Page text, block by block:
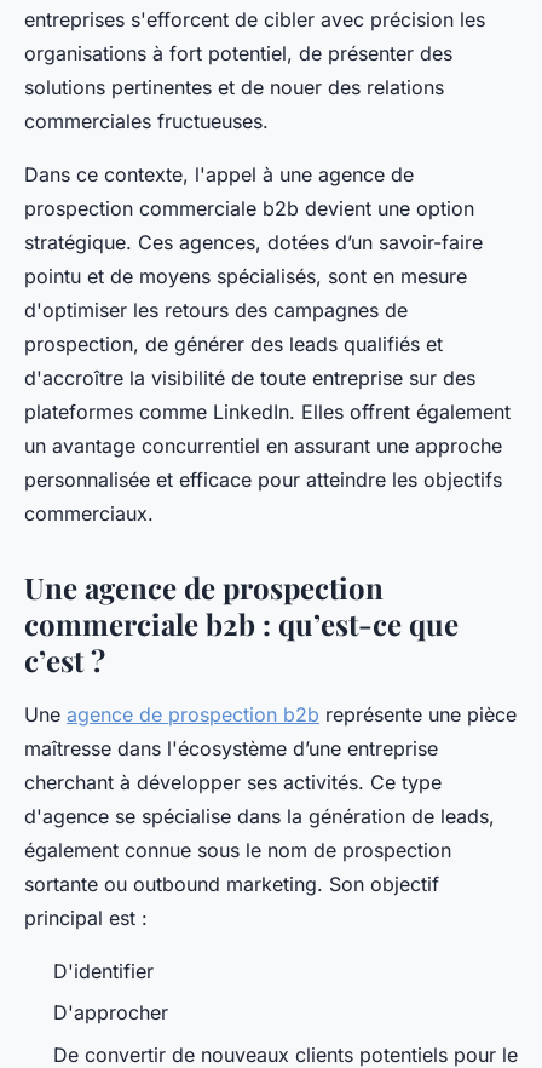
entreprises s'efforcent de cibler avec précision les
organisations à fort potentiel, de présenter des
solutions pertinentes et de nouer des relations
commerciales fructueuses.
Dans ce contexte, l'appel à une agence de
prospection commerciale b2b devient une option
stratégique. Ces agences, dotées d’un savoir-faire
pointu et de moyens spécialisés, sont en mesure
d'optimiser les retours des campagnes de
prospection, de générer des leads qualifiés et
d'accroître la visibilité de toute entreprise sur des
plateformes comme LinkedIn. Elles offrent également
un avantage concurrentiel en assurant une approche
personnalisée et efficace pour atteindre les objectifs
commerciaux.
Une agence de prospection
commerciale b2b : qu’est-ce que
c’est ?
Une agence de prospection b2b représente une pièce
maîtresse dans l'écosystème d’une entreprise
cherchant à développer ses activités. Ce type
d'agence se spécialise dans la génération de leads,
également connue sous le nom de prospection
sortante ou outbound marketing. Son objectif
principal est :
D'identifier
D'approcher
De convertir de nouveaux clients potentiels pour le